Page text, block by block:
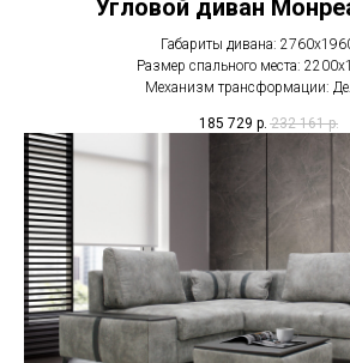
Угловой диван
Габариты дивана:
Размер спального места:
Механизм трансформации:
185 729 р. 232 161 р.